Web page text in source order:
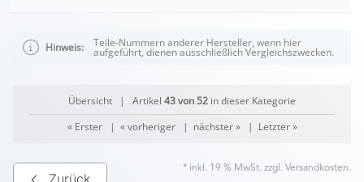
Hinweis: Teile-Nummern anderer Hersteller, wenn hier
aufgeführt, dienen ausschließlich Vergleichszwecken.
Übersicht | Artikel 43 von 52 in dieser Kategorie
« Erster| « vorheriger| nächster »| Letzter »
* inkl. 19 % MwSt. zzgl. Versandkosten.